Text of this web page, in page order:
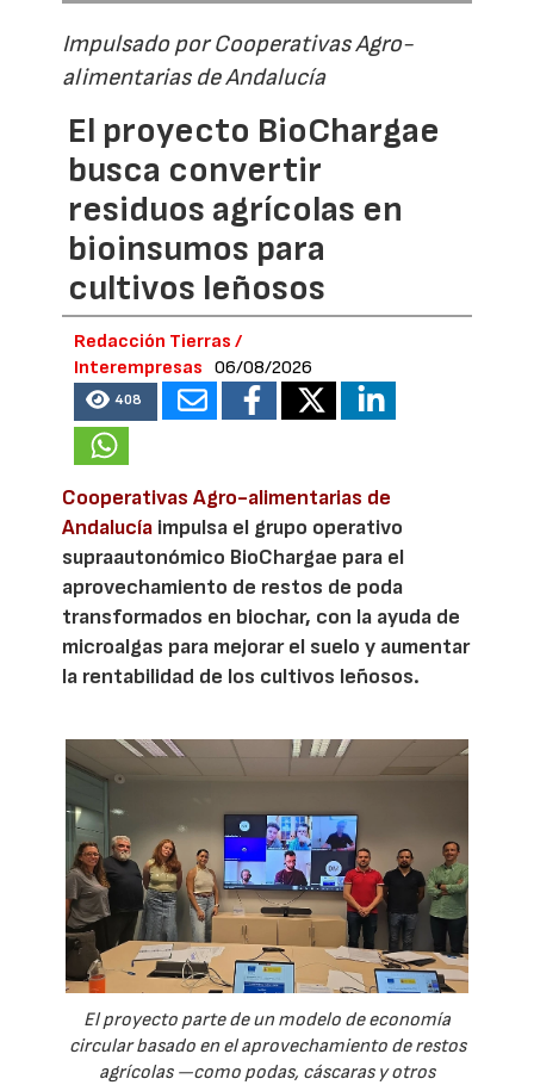
Impulsado por Cooperativas Agro-
alimentarias de Andalucía
El proyecto BioChargae
busca convertir
residuos agrícolas en
bioinsumos para
cultivos leñosos
Redacción Tierras /
Interempresas
06/08/2026
408
Cooperativas Agro-alimentarias de
Andalucía impulsa el grupo operativo
supraautonómico BioChargae para el
aprovechamiento de restos de poda
transformados en biochar, con la ayuda de
microalgas para mejorar el suelo y aumentar
la rentabilidad de los cultivos leñosos.
El proyecto parte de un modelo de economía
circular basado en el aprovechamiento de restos
agrícolas —como podas, cáscaras y otros